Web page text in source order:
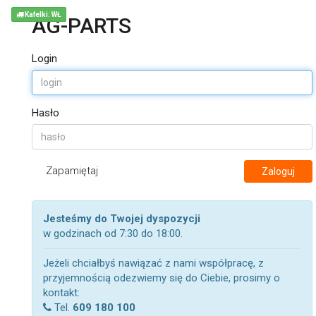
AG-PARTS
Login
Hasło
Zapamiętaj Zaloguj
Jesteśmy do Twojej dyspozycji
w godzinach od 7:30 do 18:00.
Jeżeli chciałbyś nawiązać z nami współpracę, z
przyjemnością odezwiemy się do Ciebie, prosimy o
kontakt:
Tel. 609 180 100
Kafelki: WŁ